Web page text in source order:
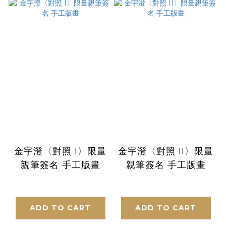
金宇澄〈對照 I〉限量
親筆簽名 手工版畫
ADD TO CART
金宇澄〈對照 II〉限量
親筆簽名 手工版畫
ADD TO CART